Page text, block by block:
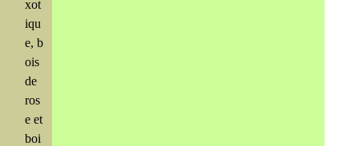
xot
iqu
e, b
ois
de
ros
e et
boi